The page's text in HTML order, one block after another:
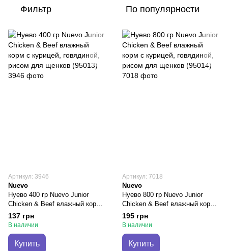
Фильтр По популярности
Артикул: 3946
Nuevo
Нуево 400 гр Nuevo Junior
Chicken & Beef влажный корм
с курицей, говядиной, рисом
для щенков (95013)
137 грн
В наличии
Купить
Артикул: 7018
Nuevo
Нуево 800 гр Nuevo Junior
Chicken & Beef влажный корм
с курицей, говядиной, рисом
для щенков (95014)
195 грн
В наличии
Купить